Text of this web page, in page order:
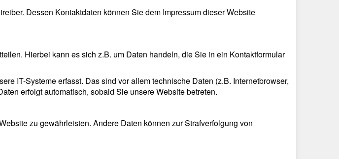
Dessen Kontaktdaten können Sie dem Impressum dieser Website
Hierbei kann es sich z.B. um Daten handeln, die Sie in ein Kontaktformular
IT-Systeme erfasst. Das sind vor allem technische Daten (z.B. Internetbrowser,
erfolgt automatisch, sobald Sie unsere Website betreten.
zu gewährleisten. Andere Daten können zur Strafverfolgung von